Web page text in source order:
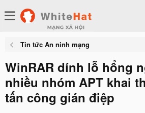
Tin tức An ninh mạng
WinRAR dính lỗ hổng
nhiều nhóm APT khai
tấn công gián điệp